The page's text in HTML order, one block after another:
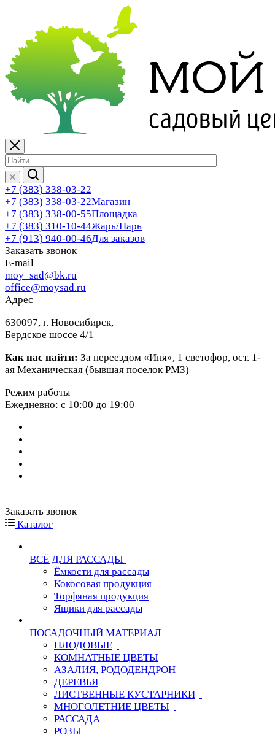
+7 (383) 338-03-22
+7 (383) 338-03-22Магазин
+7 (383) 338-00-55Площадка
+7 (383) 310-10-44Жарь/Парь
+7 (913) 940-00-46Для заказов
Заказать звонок
E-mail
moy_sad@bk.ru
office@moysad.ru
Адрес
630097, г. Новосибирск,
Бердское шоссе 4/1
Как нас найти: За переездом «Иня», 1 светофор, ост. 1-
ая Механическая (бывшая поселок РМЗ)
Режим работы
Ежедневно: с 10:00 до 19:00
Заказать звонок
Каталог
ВСЁ ДЛЯ РАССАДЫ
Ёмкости для рассады
Кокосовая продукция
Торфяная продукция
Ящики для рассады
ПОСАДОЧНЫЙ МАТЕРИАЛ
ПЛОДОВЫЕ
КОМНАТНЫЕ ЦВЕТЫ
АЗАЛИЯ, РОДОДЕНДРОН
ДЕРЕВЬЯ
ЛИСТВЕННЫЕ КУСТАРНИКИ
МНОГОЛЕТНИЕ ЦВЕТЫ
РАССАДА
РОЗЫ